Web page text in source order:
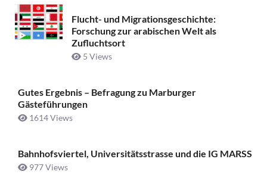
Flucht- und Migrationsgeschichte:
Forschung zur arabischen Welt als
Zufluchtsort
5 Views
Gutes Ergebnis – Befragung zu Marburger
Gästeführungen
1614 Views
Bahnhofsviertel, Universitätsstrasse und die IG MARSS
977 Views